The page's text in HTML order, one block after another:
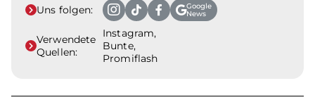
Uns folgen:
Google
News
Verwendete
Quellen:
Instagram,
Bunte,
Promiflash